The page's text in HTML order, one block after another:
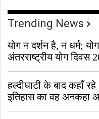
Trending News
योग न दर्शन है, न धर्म;
अंतरराष्ट्रीय योग दिवस
हल्दीघाटी के बाद कहाँ
इतिहास का वह अनकहा
जीवित है